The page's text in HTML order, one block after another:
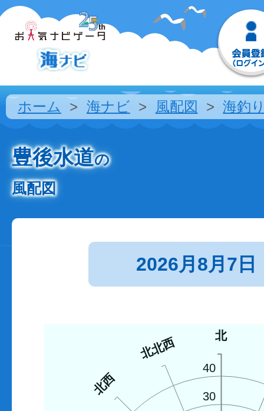
ホーム 海ナビ 風配図 海釣
豊後水道の
風配図
2026月8月7日
北
北西
北北西
30
40